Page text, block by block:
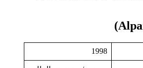
1998